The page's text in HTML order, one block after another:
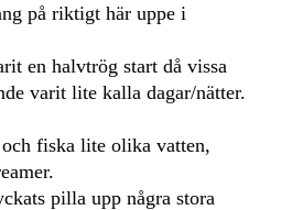
på riktigt här uppe i
en halvtrög start då vissa
varit lite kalla dagar/nätter.
fiska lite olika vatten,
pilla upp några stora